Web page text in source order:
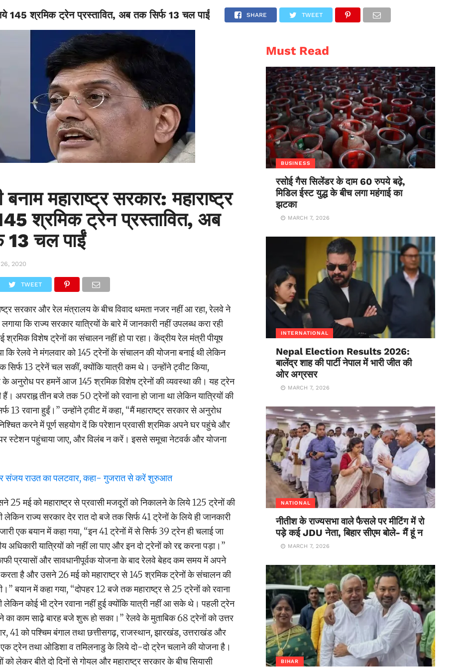
NATIONAL SPORTS SCIENCE POLITICS INTERNATIONAL ENTERTAINMENT
145 श्रमिक ट्रेन प्रस्तावित, अब तक सिर्फ 13 चल पाईं SHARE TWEET
महाराष्ट्र सरकार: महाराष्ट्र
श्रमिक ट्रेन प्रस्तावित, अब
13 चल पाईं
2020
TWEET
सरकार और रेल मंत्रालय के बीच विवाद थमता नजर नहीं आ रहा, रेलवे ने
कि राज्य सरकार यात्रियों के बारे में जानकारी नहीं उपलब्ध करा रही
विशेष ट्रेनों का संचालन नहीं हो पा रहा। केंद्रीय रेल मंत्री पीयूष
कि रेलवे ने मंगलवार को 145 ट्रेनों के संचालन की योजना बनाई थी लेकिन
सिर्फ 13 ट्रेनें चल सकीं, क्योंकि यात्री कम थे। उन्होंने ट्वीट किया,
के अनुरोध पर हमनें आज 145 श्रमिक विशेष ट्रेनों की व्यवस्था की। यह ट्रेन
अपराह्न तीन बजे तक 50 ट्रेनों को रवाना हो जाना था लेकिन यात्रियों की
13 रवाना हुईं।” उन्होंने ट्वीट में कहा, “मैं महाराष्ट्र सरकार से अनुरोध
करने में पूर्ण सहयोग दें कि परेशान प्रवासी श्रमिक अपने घर पहुंचे और
स्टेशन पहुंचाया जाए, और विलंब न करें। इससे समूचा नेटवर्क और योजना
संजय राउत का पलटवार, कहा- गुजरात से करें शुरुआत
25 मई को महाराष्ट्र से प्रवासी मजदूरों को निकालने के लिये 125 ट्रेनों की
लेकिन राज्य सरकार देर रात दो बजे तक सिर्फ 41 ट्रेनों के लिये ही जानकारी
जारी एक बयान में कहा गया, “इन 41 ट्रेनों में से सिर्फ 39 ट्रेन ही चलाई जा
अधिकारी यात्रियों को नहीं ला पाए और इन दो ट्रेनों को रद्द करना पड़ा।”
प्रयासों और सावधानीपूर्वक योजना के बाद रेलवे बेहद कम समय में अपने
है और उसने 26 मई को महाराष्ट्र से 145 श्रमिक ट्रेनों के संचालन की
बयान में कहा गया, “दोपहर 12 बजे तक महाराष्ट्र से 25 ट्रेनों को रवाना
लेकिन कोई भी ट्रेन रवाना नहीं हुई क्योंकि यात्री नहीं आ सके थे। पहली ट्रेन
का काम साढ़े बारह बजे शुरू हो सका।” रेलवे के मुताबिक 68 ट्रेनों को उत्तर
41 को पश्चिम बंगाल तथा छत्तीसगढ़, राजस्थान, झारखंड, उत्तराखंड और
ट्रेन तथा ओडिशा व तमिलनाडु के लिये दो-दो ट्रेन चलाने की योजना है।
को लेकर बीते दो दिनों से गोयल और महाराष्ट्र सरकार के बीच सियासी
Must Read
BUSINESS
रसोई गैस सिलेंडर के दाम 60 रुपये बढ़े,
मिडिल ईस्ट युद्ध के बीच लगा महंगाई का
झटका
MARCH 7, 2026
INTERNATIONAL
Nepal Election Results 2026:
बालेंद्र शाह की पार्टी नेपाल में भारी जीत की
ओर अग्रसर
MARCH 7, 2026
NATIONAL
नीतीश के राज्यसभा वाले फैसले पर मीटिंग में रो
पड़े कई JDU नेता, बिहार सीएम बोले- मैं हूं न
MARCH 7, 2026
BIHAR